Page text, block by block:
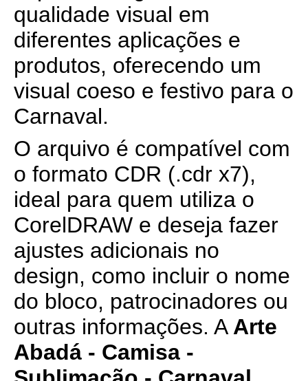
qualidade visual em
diferentes aplicações e
produtos, oferecendo um
visual coeso e festivo para o
Carnaval.
O arquivo é compatível com
o formato CDR (.cdr x7),
ideal para quem utiliza o
CorelDRAW e deseja fazer
ajustes adicionais no
design, como incluir o nome
do bloco, patrocinadores ou
outras informações. A Arte
Abadá - Camisa -